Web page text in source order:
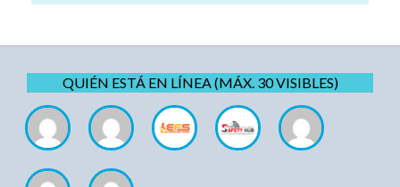
QUIÉN ESTÁ EN LÍNEA (MÁX. 30 VISIBLES)